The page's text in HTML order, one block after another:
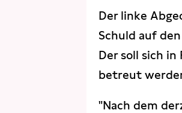
Der linke
Schuld auf
Der soll sich
betreut
"Nach dem